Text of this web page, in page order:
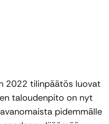
2022 tilinpäätös luovat
taloudenpito on nyt
pidemmälle